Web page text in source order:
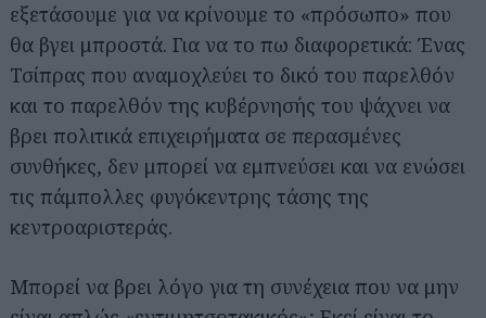
εξετάσουμε για να κρίνουμε το «πρόσωπο» που
θα βγει μπροστά. Για να το πω διαφορετικά: Ένας
Τσίπρας που αναμοχλεύει το δικό του παρελθόν
και το παρελθόν της κυβέρνησής του ψάχνει να
βρει πολιτικά επιχειρήματα σε περασμένες
συνθήκες, δεν μπορεί να εμπνεύσει και να ενώσει
τις πάμπολλες φυγόκεντρης τάσης της
κεντροαριστεράς.
Μπορεί να βρει λόγο για τη συνέχεια που να μην